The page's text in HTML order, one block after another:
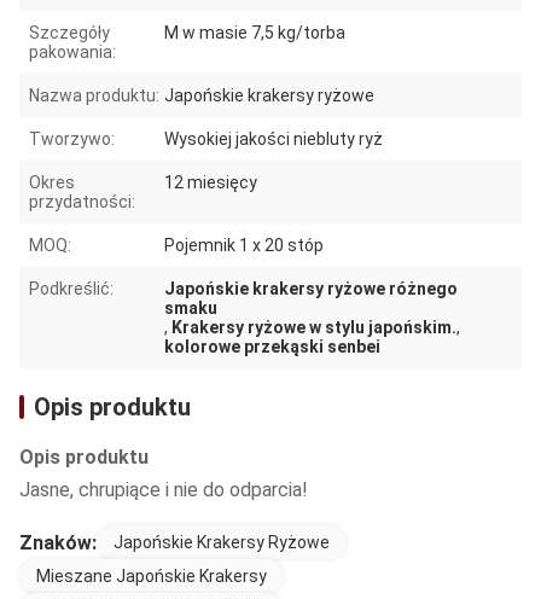
Szczegóły
pakowania:
M w masie 7,5 kg/torba
Nazwa produktu: Japońskie krakersy ryżowe
Tworzywo: Wysokiej jakości niebluty ryż
Okres
przydatności:
12 miesięcy
MOQ: Pojemnik 1 x 20 stóp
Podkreślić:
Japońskie krakersy ryżowe różnego
smaku
, Krakersy ryżowe w stylu japońskim.,
kolorowe przekąski senbei
Opis produktu
Opis produktu
Jasne, chrupiące i nie do odparcia!
Znaków:
Japońskie Krakersy Ryżowe
Mieszane Japońskie Krakersy